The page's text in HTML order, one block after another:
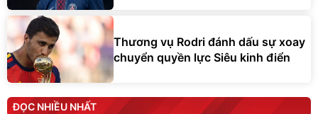
Thương vụ Rodri đánh dấu sự xoay
chuyển quyền lực Siêu kinh điển
ĐỌC NHIỀU NHẤT